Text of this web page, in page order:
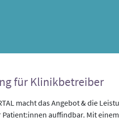
für Klinikbetreiber
macht das Angebot & die
Patient:innen auffindbar. Mit